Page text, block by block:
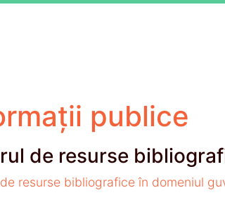
publice
de resurse
resurse bibliografice în domeniul